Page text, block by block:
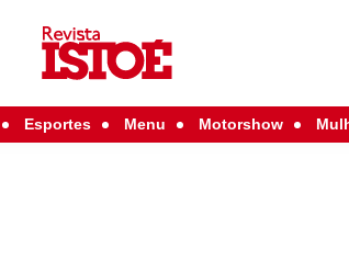
Esportes Menu Motorshow